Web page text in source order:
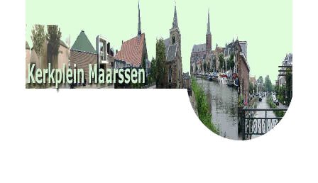
RvKM
Gemeenschappen
Kerkbladen